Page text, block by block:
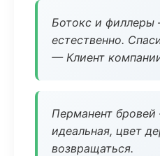
Ботокс и
естественно.
— Клиент
Перманент
идеальная, цвет
возвращаться.